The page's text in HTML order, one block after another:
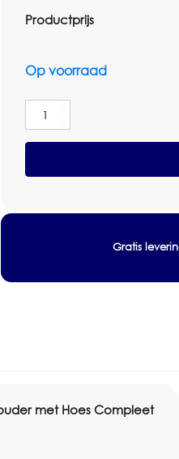
meerdere locaties? Neem
zakelijke prijsafspraken.
Specificaties
Merk: Betra
Productsoort: Zaalveger
Materiaal / uitvoering:
EAN / code: 8004014
Verpakking: Per stuk
Productprijs
Op voorraad
Betra
Zaalveger
Gemengd
Kunststof
Gratis